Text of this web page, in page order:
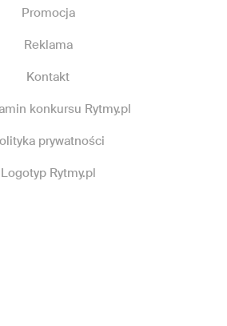
Promocja
Reklama
Kontakt
konkursu Rytmy.pl
prywatności
Logotyp Rytmy.pl